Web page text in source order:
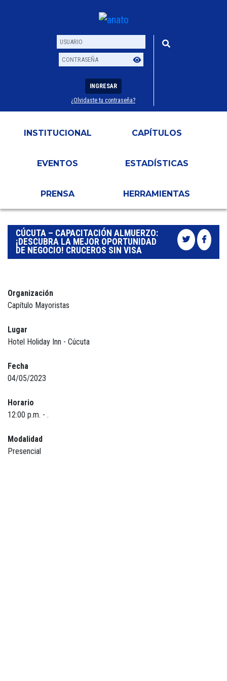
Usuario
Contraseña
INGRESAR
¿Olvidaste tu contraseña?
INSTITUCIONAL CAPÍTULOS
EVENTOS ESTADÍSTICAS
PRENSA HERRAMIENTAS
CÚCUTA – CAPACITACIÓN ALMUERZO:
¡DESCUBRA LA MEJOR OPORTUNIDAD
DE NEGOCIO! CRUCEROS SIN VISA
Organización
Capítulo Mayoristas
Lugar
Hotel Holiday Inn - Cúcuta
Fecha
04/05/2023
Horario
12:00 p.m. - .
Modalidad
Presencial